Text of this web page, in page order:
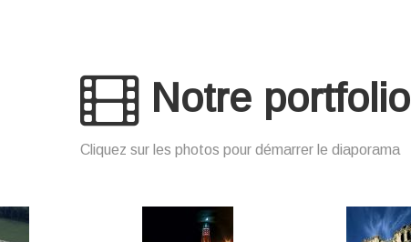
Notre portfolio
Cliquez sur les photos pour démarrer le diaporama